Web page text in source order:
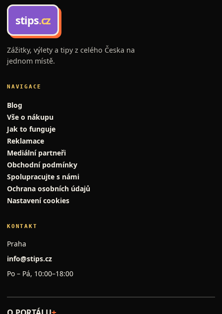
stips.cz
Zážitky, výlety a tipy z celého Česka na
jednom místě.
NAVIGACE
Blog
Vše o nákupu
Jak to funguje
Reklamace
Mediální partneři
Obchodní podmínky
Spolupracujte s námi
Ochrana osobních údajů
Nastavení cookies
KONTAKT
Praha
info@stips.cz
Po – Pá, 10:00–18:00